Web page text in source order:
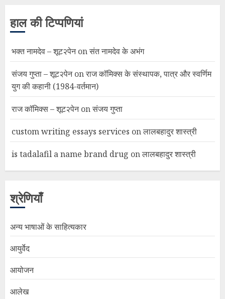
हाल की टिप्पणियां
भक्त नामदेव – शूट२पेनonसंत नामदेव के अभंग
संजय गुप्ता – शूट२पेनonराज कॉमिक्स के संस्थापक, पात्र और स्वर्णिम
युग की कहानी (1984-वर्तमान)
राज कॉमिक्स – शूट२पेनonसंजय गुप्ता
custom writing essays services onलालबहादुर शास्त्री
is tadalafil a name brand drug onलालबहादुर शास्त्री
श्रेणियाँ
अन्य भाषाओं के साहित्यकार
आयुर्वेद
आयोजन
आलेख